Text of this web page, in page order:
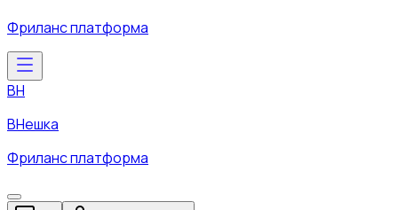
Фриланс платформа
ВН
ВНешка
Фриланс платформа